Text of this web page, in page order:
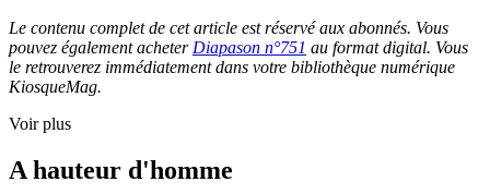
Le contenu complet de cet article est réservé aux abonnés. Vous
pouvez également acheterDiapason n°751 au format digital. Vous
le retrouverez immédiatement dans votre bibliothèque numérique
KiosqueMag.
Voir plus
A hauteur d'homme